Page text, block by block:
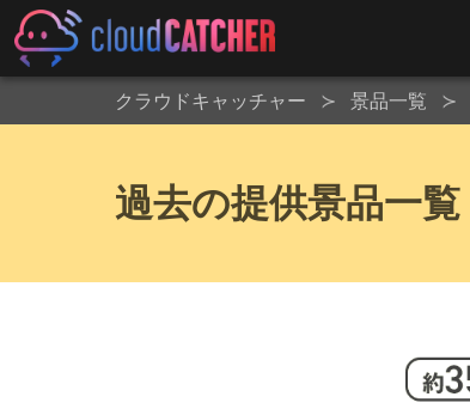
クラウドキャッチャー 景品一覧
過去の提供景品一覧